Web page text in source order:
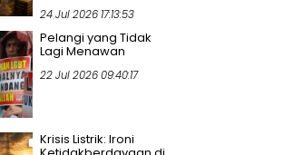
24 Jul 2026 17:13:53
Pelangi yang Tidak
Lagi Menawan
22 Jul 2026 09:40:17
Krisis Listrik: Ironi